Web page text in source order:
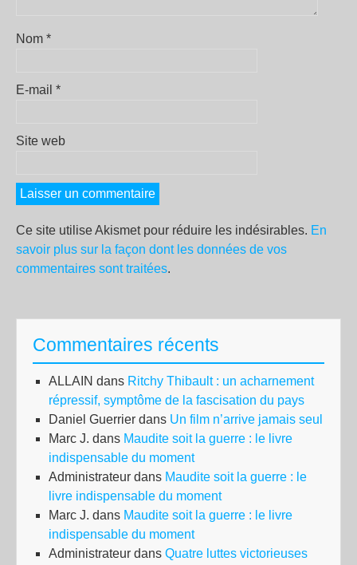
Nom *
E-mail *
Site web
Ce site utilise Akismet pour réduire les indésirables. En
savoir plus sur la façon dont les données de vos
commentaires sont traitées.
Commentaires récents
ALLAIN dans Ritchy Thibault : un acharnement
répressif, symptôme de la fascisation du pays
Daniel Guerrier dans Un film n’arrive jamais seul
Marc J. dans Maudite soit la guerre : le livre
indispensable du moment
Administrateur dans Maudite soit la guerre : le
livre indispensable du moment
Marc J. dans Maudite soit la guerre : le livre
indispensable du moment
Administrateur dans Quatre luttes victorieuses